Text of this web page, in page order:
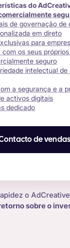
do
de governação de
em direto
para
os seus
seguro
intelectual
a segurança e a
activos digitais
dedicado
de vendas
o
sobre o